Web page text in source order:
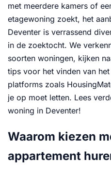
met meerdere kamers of
etagewoning zoekt, het
Deventer is verrassend
in de zoektocht. We
soorten woningen, kijken
tips voor het vinden van
platforms zoals
je op moet letten. Lees
woning in Deventer!
Waarom kiezen
appartement